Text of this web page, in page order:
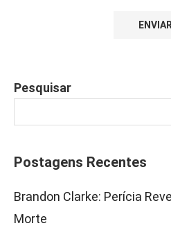
Pesquisar
Postagens Recentes
Brandon Clarke: Perícia
Morte